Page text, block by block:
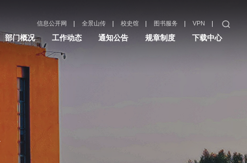
信息公开网 | 全景山传 | 校史馆 | 图书服务 | VPN |
部门概况 工作动态 通知公告 规章制度 下载中心